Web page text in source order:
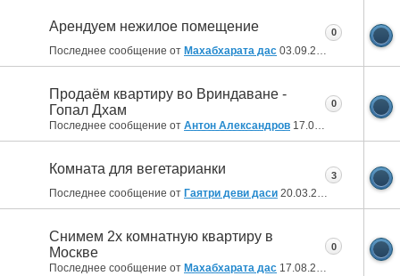
Арендуем нежилое помещение
Последнее сообщение от Махабхарата дас 03.09.2024
0
Продаём квартиру во Вриндаване -
Гопал Дхам
Последнее сообщение от Антон Александров 17.07.2024
0
Комната для вегетарианки
Последнее сообщение от Гаятри деви даси 20.03.2024
3
Снимем 2х комнатную квартиру в
Москве
Последнее сообщение от Махабхарата дас 17.08.2023
0